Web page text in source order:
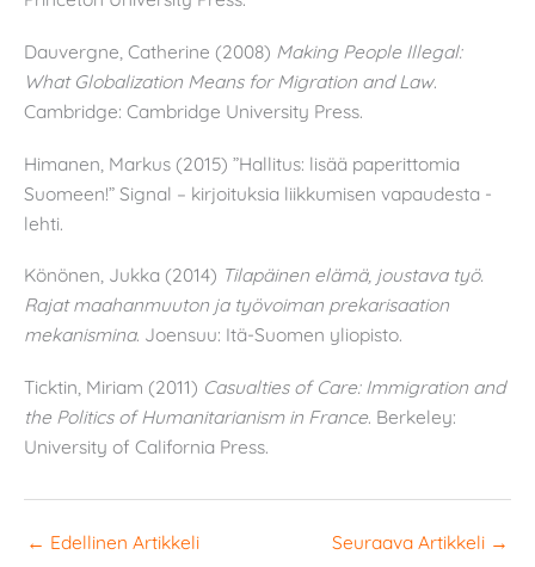
Dauvergne, Catherine (2008) Making People Illegal:
What Globalization Means for Migration and Law.
Cambridge: Cambridge University Press.
Himanen, Markus (2015) ”Hallitus: lisää paperittomia
Suomeen!” Signal – kirjoituksia liikkumisen vapaudesta -
lehti.
Könönen, Jukka (2014) Tilapäinen elämä, joustava työ.
Rajat maahanmuuton ja työvoiman prekarisaation
mekanismina. Joensuu: Itä-Suomen yliopisto.
Ticktin, Miriam (2011) Casualties of Care: Immigration and
the Politics of Humanitarianism in France. Berkeley:
University of California Press.
← Edellinen Artikkeli Seuraava Artikkeli →